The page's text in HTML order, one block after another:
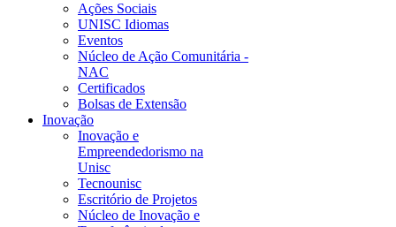
Ações Sociais
UNISC Idiomas
Eventos
Núcleo de Ação Comunitária -
NAC
Certificados
Bolsas de Extensão
Inovação
Inovação e
Empreendedorismo na
Unisc
Tecnounisc
Escritório de Projetos
Núcleo de Inovação e